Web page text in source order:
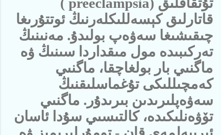
قاتارلىق كېسەللىكلەرنىڭ ئوتتۇرىغا
چىقىشىغا سەۋەپ بولىدۇ. مەنىنىڭ
تەركىبىدە مول مىقداردا سىنىڭ ۋە
ماگنىي بار بولغاچقا، ماگنىي
كەمچىللىكى تۇغماسلىقنىڭ
سەۋەپلىرىدىن بىرىدۇر. ماگنىي
تۆۋەنلىكىدە، كالتىسىي سۇدا ئاسان